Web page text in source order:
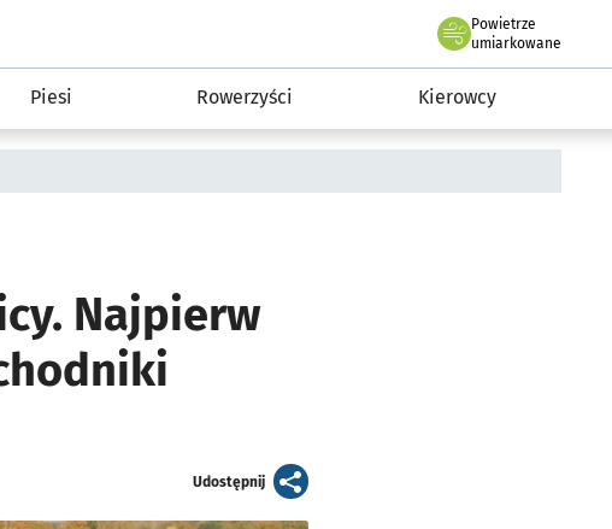
Komunikacja
Powietrze
we Wrocławiu
umiarkowane
Piesi Rowerzyści Kierowcy
Najpierw
Udostępnijartykuł